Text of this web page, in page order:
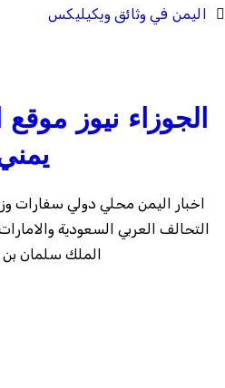
اليمن في وثائق ويكيليكس
الجوزاء نيوز
اخبار اليمن محلي دولي سفارات
التحالف العربي السعودية
الملك سلمان بن